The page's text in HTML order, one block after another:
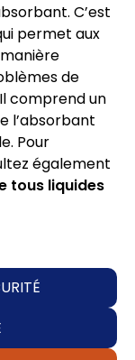
C’est
permet aux
de
comprend un
l’absorbant
Pour
également
tous liquides